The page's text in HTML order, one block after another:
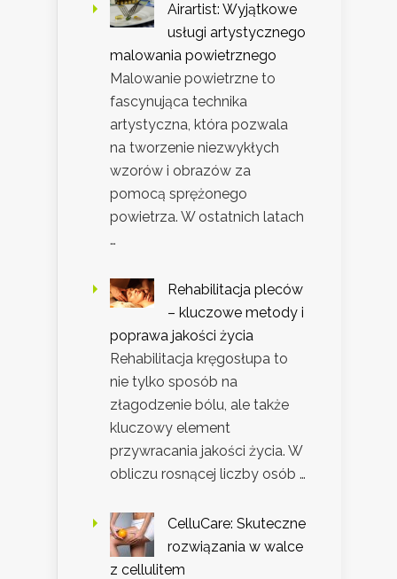
Airartist: Wyjątkowe
usługi artystycznego
malowania powietrznego
Malowanie powietrzne to
fascynująca technika
artystyczna, która pozwala
na tworzenie niezwykłych
wzorów i obrazów za
pomocą sprężonego
powietrza. W ostatnich latach
…
Rehabilitacja pleców
– kluczowe metody i
poprawa jakości życia
Rehabilitacja kręgosłupa to
nie tylko sposób na
złagodzenie bólu, ale także
kluczowy element
przywracania jakości życia. W
obliczu rosnącej liczby osób …
CelluCare: Skuteczne
rozwiązania w walce
z cellulitem